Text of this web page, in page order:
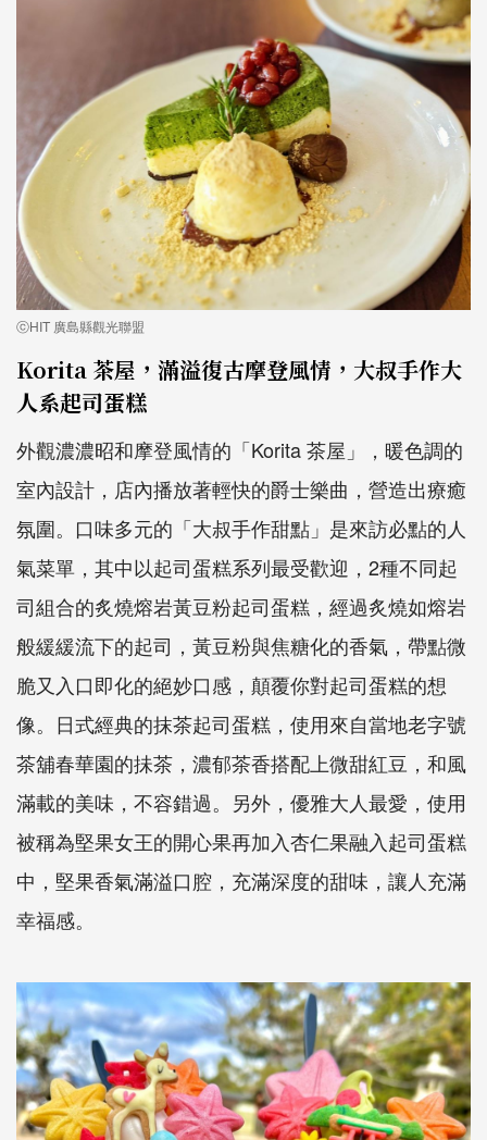
ⓒHIT 廣島縣觀光聯盟
Korita 茶屋，滿溢復古摩登風情，大叔手作大
人系起司蛋糕
外觀濃濃昭和摩登風情的「Korita 茶屋」，暖色調的
室內設計，店內播放著輕快的爵士樂曲，營造出療癒
氛圍。口味多元的「大叔手作甜點」是來訪必點的人
氣菜單，其中以起司蛋糕系列最受歡迎，2種不同起
司組合的炙燒熔岩黃豆粉起司蛋糕，經過炙燒如熔岩
般緩緩流下的起司，黃豆粉與焦糖化的香氣，帶點微
脆又入口即化的絕妙口感，顛覆你對起司蛋糕的想
像。日式經典的抹茶起司蛋糕，使用來自當地老字號
茶舖春華園的抺茶，濃郁茶香搭配上微甜紅豆，和風
滿載的美味，不容錯過。另外，優雅大人最愛，使用
被稱為堅果女王的開心果再加入杏仁果融入起司蛋糕
中，堅果香氣滿溢口腔，充滿深度的甜味，讓人充滿
幸福感。